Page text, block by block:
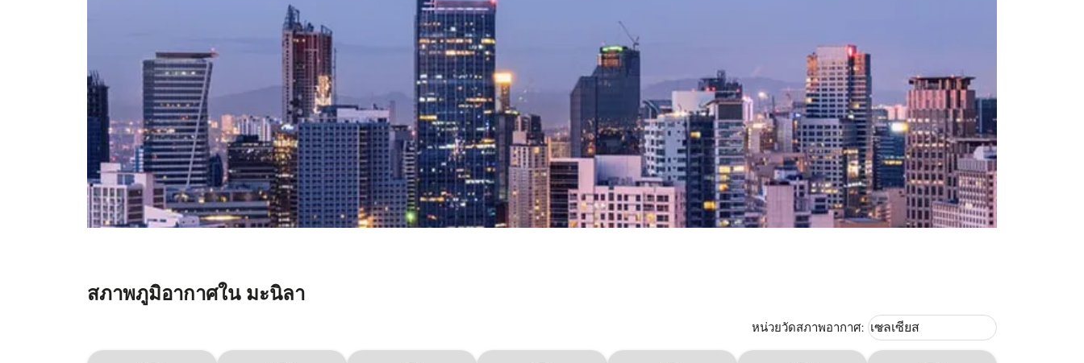
สภาพภูมิอากาศใน มะนิลา
หน่วยวัดสภาพอากาศ: Weather unit option เซลเซียส
เซลเซียส
keyboard_arrow_down